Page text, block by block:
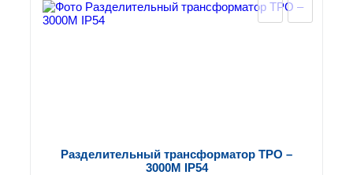
Разделительный трансформатор ТРО –
3000М IP54